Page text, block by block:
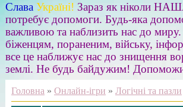
Слава Україні! Зараз як ніколи
потребує допомоги. Будь-яка
важливою та наблизить нас до
біженцям, пораненим, війську,
все це наближує нас до знищення
землі. Не будь байдужим! Допоможи
Головна » Онлайн-ігри » Логічні та пазли